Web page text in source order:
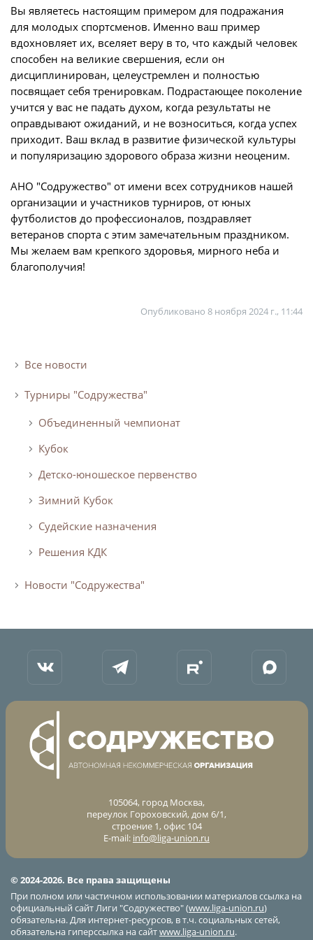
Новости
О турнире
Кубок Объединенного Чемпионата по
футболу "Содружество"
Календарь и результаты матчей
Турнирные таблицы
Команды
Игроки
Дисквалификации
Новости
2009-2010 годов рождения (U-17)
Календарь и результаты матчей
Дисквалификации
О турнире
футболу "Содружество" среди юношей
Календарь и результаты матчей
Статистика
Команды
Дисквалификации
О турнире
Архив турниров
Регламентирующие документы
Бухгалтерия
Служба безопасности
Пресс-служба
Отдел информационных технологий
Комитеты
Инспекторско-судейский комитет
Контрольно-дисциплинарный комитет
Документы
Регламентирующие документы
Опубликовано 8 ноября 2024 г., 11:44
Все новости
Турниры "Содружества"
Объединенный чемпионат
Кубок
Детско-юношеское первенство
Зимний Кубок
Судейские назначения
Решения КДК
Новости "Содружества"
Вы являетесь настоящим примером для подражания
для молодых спортсменов. Именно ваш пример
вдохновляет их, вселяет веру в то, что каждый человек
способен на великие свершения, если он
дисциплинирован, целеустремлен и полностью
посвящает себя тренировкам. Подрастающее поколение
учится у вас не падать духом, когда результаты не
оправдывают ожиданий, и не возноситься, когда успех
приходит. Ваш вклад в развитие физической культуры
и популяризацию здорового образа жизни неоценим.
АНО "Содружество" от имени всех сотрудников нашей
организации и участников турниров, от юных
футболистов до профессионалов, поздравляет
ветеранов спорта с этим замечательным праздником.
Мы желаем вам крепкого здоровья, мирного неба и
благополучия!
105064, город Москва,
переулок Гороховский, дом 6/1,
строение 1, офис 104
E-mail: info@liga-union.ru
© 2024-2026. Все права защищены
При полном или частичном использовании материалов ссылка на
официальный сайт Лиги "Содружество" (www.liga-union.ru)
обязательна. Для интернет-ресурсов, в т.ч. социальных сетей,
обязательна гиперссылка на сайтwww.liga-union.ru.